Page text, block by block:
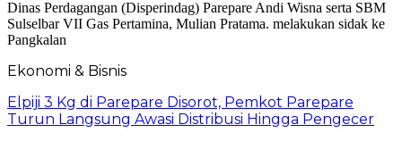
Ekonomi & Bisnis
Elpiji 3 Kg di Parepare Disorot, Pemkot Parepare
Turun Langsung Awasi Distribusi Hingga Pengecer